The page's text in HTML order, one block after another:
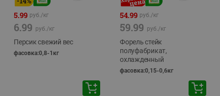
5.99 руб./кг
6.99 руб./кг
Персик свежий вес
фасовка:0,8-1кг
54.99 руб./кг
59.99 руб./кг
Форель стейк
полуфабрикат,
охлажденный
фасовка:0,15-0,6кг